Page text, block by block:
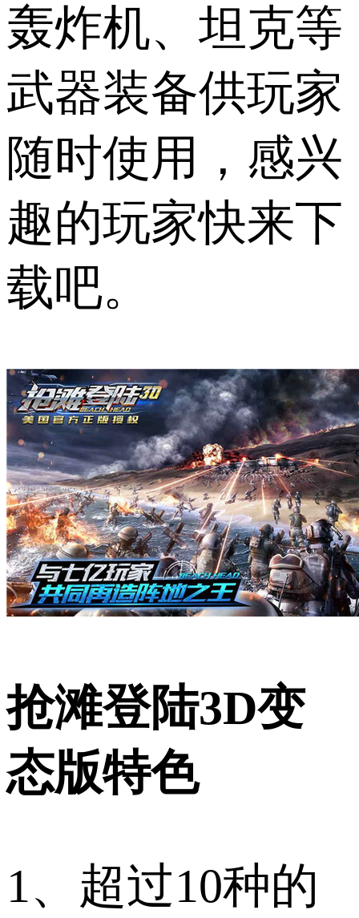
轰炸机、坦克等
武器装备供玩家
随时使用，感兴
趣的玩家快来下
载吧。
抢滩登陆3D变
态版特色
1、超过10种的